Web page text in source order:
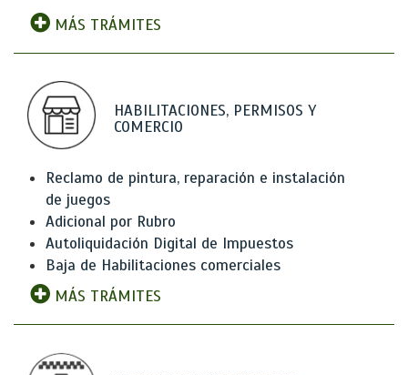
MÁS TRÁMITES
HABILITACIONES, PERMISOS Y
COMERCIO
Reclamo de pintura, reparación e instalación
de juegos
Adicional por Rubro
Autoliquidación Digital de Impuestos
Baja de Habilitaciones comerciales
MÁS TRÁMITES